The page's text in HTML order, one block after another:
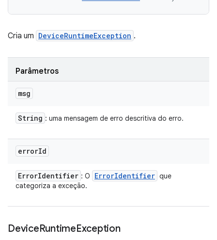
Cria um DeviceRuntimeException .
Parâmetros
msg
String : uma mensagem de erro descritiva do erro.
errorId
ErrorIdentifier : O ErrorIdentifier que
categoriza a exceção.
DeviceRuntimeException